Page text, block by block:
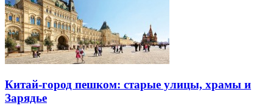
Китай-город пешком: старые улицы, храмы и
Зарядье